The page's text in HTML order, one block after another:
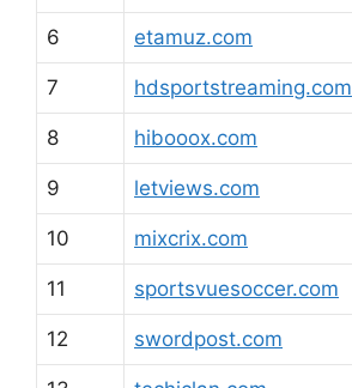
6 etamuz.com
7 hdsportstreaming.com
8 hibooox.com
9 letviews.com
10 mixcrix.com
11 sportsvuesoccer.com
12 swordpost.com